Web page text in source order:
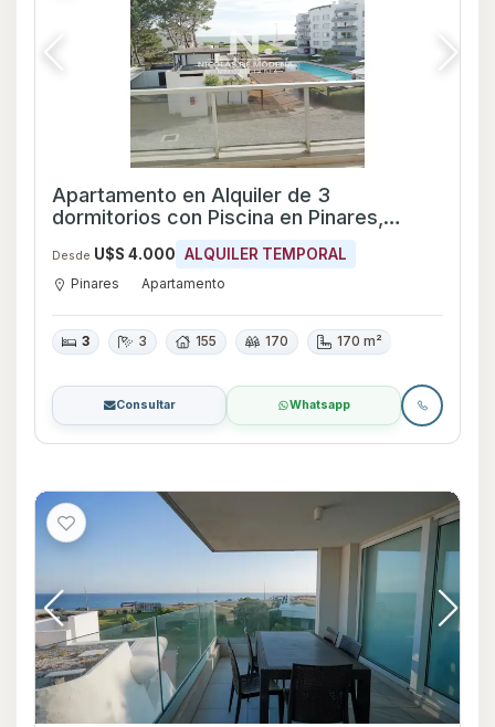
Apartamento en Alquiler de 3
dormitorios con Piscina en Pinares,
Desde U$S 4.000 ALQUILER TEMPORAL
Pinares Apartamento
3 3 155 170 170 m²
Consultar Whatsapp